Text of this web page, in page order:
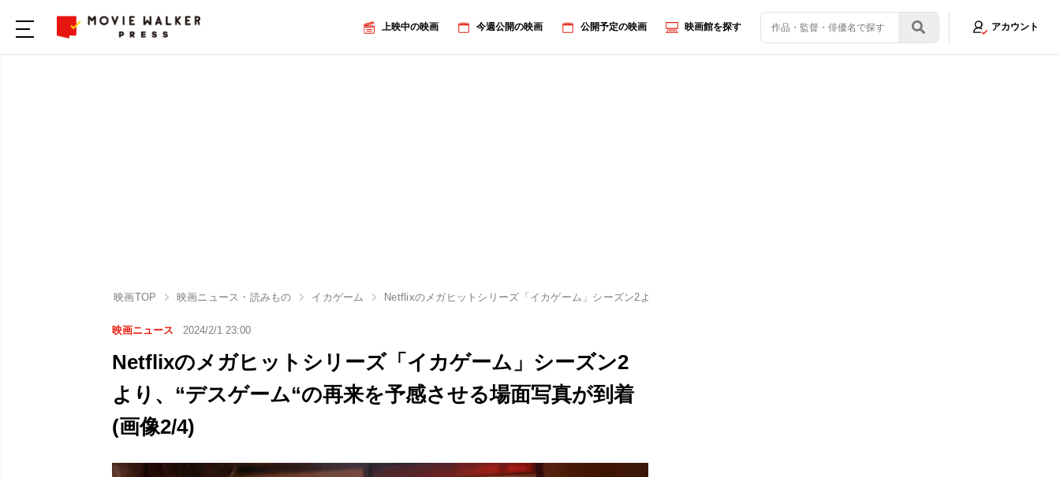
上映中の映画 今週公開の映画 公開予定の映画 映画館を探す アカウント
映画TOP 映画ニュース・読みもの イカゲーム Netflixのメガヒットシリーズ「イカゲーム」シーズン2より、“デスゲーム“の再来を予感させる場面写真が到着
映画ニュース 2024/2/1 23:00
Netflixのメガヒットシリーズ「イカゲーム」シーズン2
より、“デスゲーム“の再来を予感させる場面写真が到着
(画像2/4)